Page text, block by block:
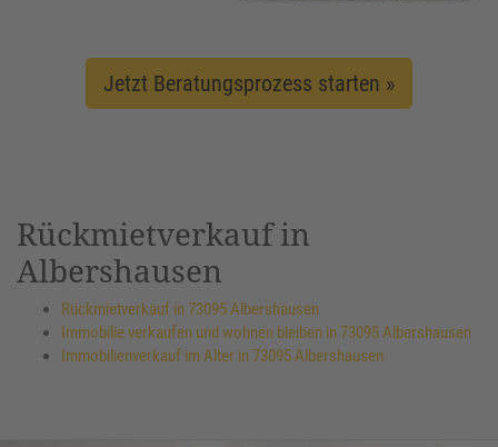
Jetzt Beratungsprozess starten »
Rückmietverkauf in
Albershausen
Rückmietverkauf in 73095 Albershausen
Immobilie verkaufen und wohnen bleiben in 73095 Albershausen
Immobilienverkauf im Alter in 73095 Albershausen